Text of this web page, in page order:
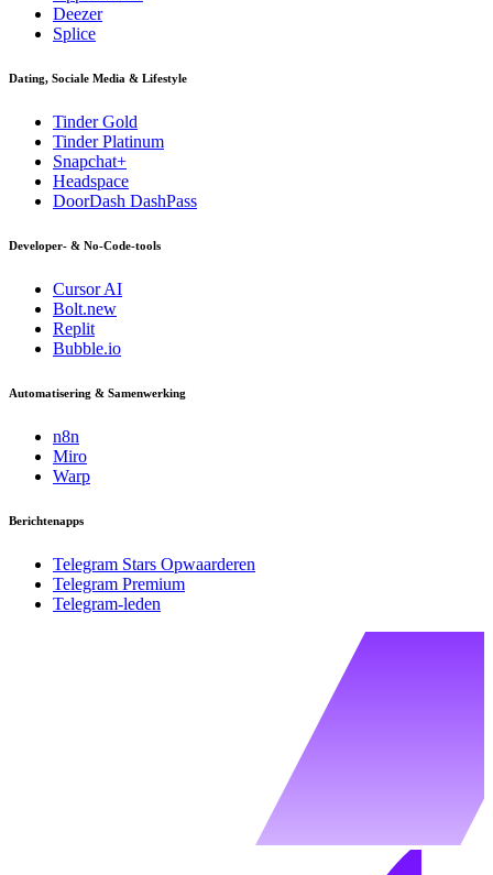
Deezer
Splice
Dating, Sociale Media & Lifestyle
Tinder Gold
Tinder Platinum
Snapchat+
Headspace
DoorDash DashPass
Developer- & No-Code-tools
Cursor AI
Bolt.new
Replit
Bubble.io
Automatisering & Samenwerking
n8n
Miro
Warp
Berichtenapps
Telegram Stars Opwaarderen
Telegram Premium
Telegram-leden